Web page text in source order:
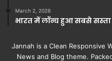
March 2, 2026
भारत में लॉन्च हुआ सबसे सस्ता
Jannah is a Clean Responsive
News and Blog theme.